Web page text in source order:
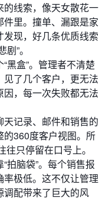
的线索，像天女散花一
里。撞单、漏跟是家
现，好几条优质线索
”。
黑盒”。管理者不清楚
了几个客户，更无法
，每一次失败都无法
天记录、邮件和销售的
的360度客户视图。所
往只停留在口号上。
拍脑袋”。每个销售报
极低。这不仅让管理
调配带来了巨大的风